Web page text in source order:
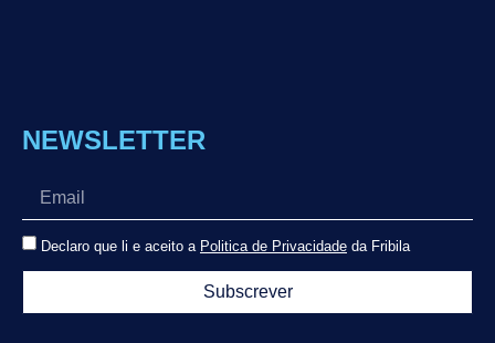
NEWSLETTER
Declaro que li e aceito a Politica de Privacidade da Fribila
Subscrever